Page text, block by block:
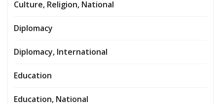
Culture, Religion, National
Diplomacy
Diplomacy, International
Education
Education, National